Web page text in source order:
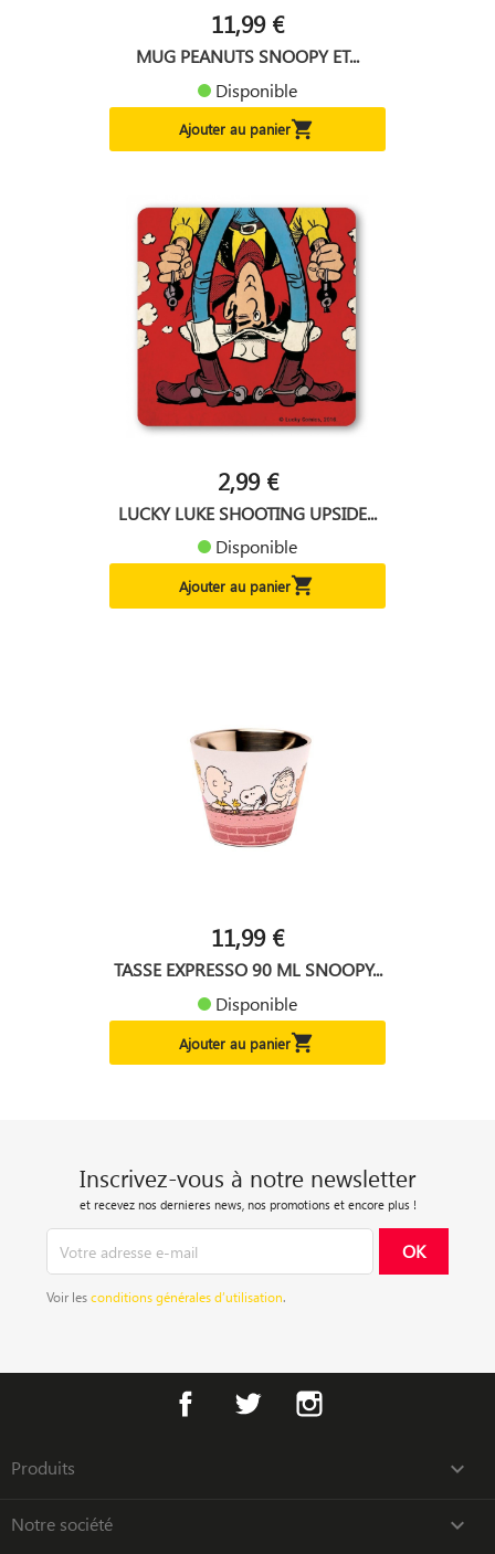
11,99 €
MUG PEANUTS SNOOPY ET...
Disponible
Ajouter au panier
2,99 €
LUCKY LUKE SHOOTING UPSIDE...
Disponible
Ajouter au panier
11,99 €
TASSE EXPRESSO 90 ML SNOOPY...
Disponible
Ajouter au panier
Inscrivez-vous à notre newsletter
et recevez nos dernieres news, nos promotions et encore plus !
Voir lesconditions générales d’utilisation.
Facebook Twitter
Produits 
Notre société 